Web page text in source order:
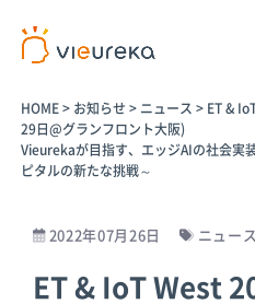
プラットフ
パートナー
パートナー
AIカメラ活
HOME> お知らせ > ニュース > ET &
29日@グランフロント大阪)
Vieurekaが目指す、エッジAIの社会
ピタルの新たな挑戦～
2022年07月26日 ニュース
ET & IoT West